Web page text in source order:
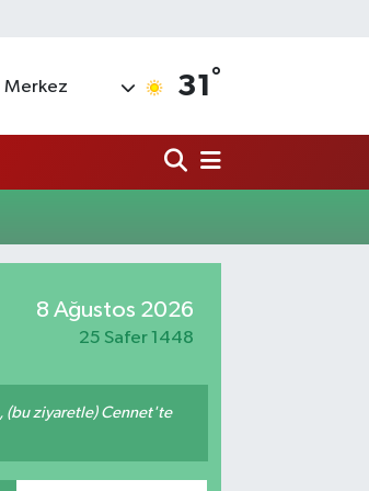
Merkez 31 °
8 Ağustos 2026
25 Safer 1448
(bu ziyaretle) Cennet'te